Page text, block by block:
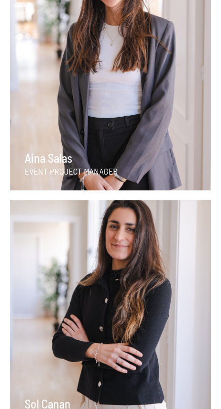
Aina Salas
EVENT PROJECT MANAGER
Sol Canan